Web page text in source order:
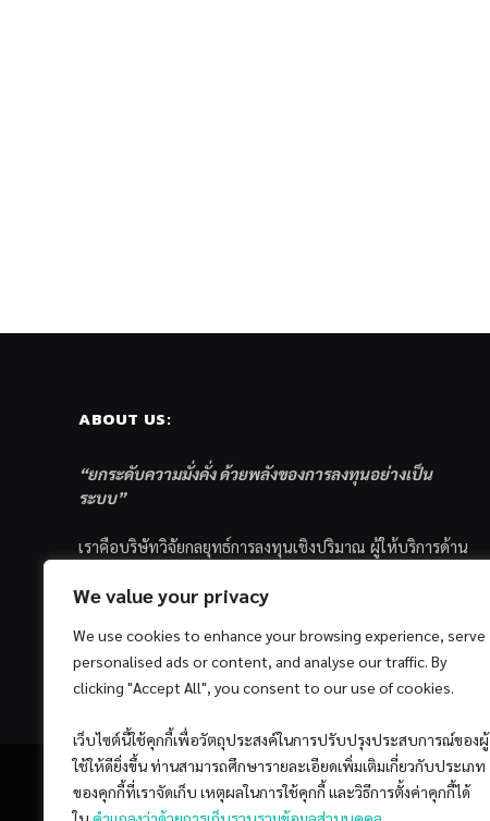
We value your privacy
We use cookies to enhance your browsing experience, serve
personalised ads or content, and analyse our traffic. By
clicking "Accept All", you consent to our use of cookies.
เว็บไซต์นี้ใช้คุกกี้เพื่อวัตถุประสงค์ในการปรับปรุงประสบการณ์ของผู้
ใช้ให้ดียิ่งขึ้น ท่านสามารถศึกษารายละเอียดเพิ่มเติมเกี่ยวกับประเภท
ของคุกกี้ที่เราจัดเก็บ เหตุผลในการใช้คุกกี้ และวิธีการตั้งค่าคุกกี้ได้
ABOUT US:
“ยกระดับความมั่งคั่ง ด้วยพลังของการลงทุนอย่างเป็น
ระบบ”
เราคือบริษัทวิจัยกลยุทธ์การลงทุนเชิงปริมาณ ผู้ให้บริการด้าน
ส่วนบุคคล ซึ่งมีเป้าหมายที่จะช่วยเหลือให้นักลงทุนไทย
ด้วยแนวคิดและกระบวนการลงทุนอย่างเป็นระบบแบบ
Quantitative & Systematic Investing